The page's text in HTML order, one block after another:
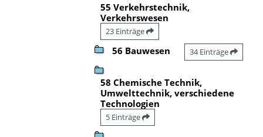
55 Verkehrstechnik,
Verkehrswesen
23 Einträge
56 Bauwesen 34 Einträge
58 Chemische Technik,
Umwelttechnik, verschiedene
Technologien
5 Einträge